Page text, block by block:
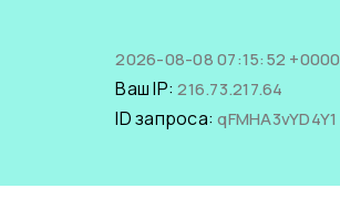
2026-08-08 07:15:52 +0000
Ваш IP:216.73.217.64
ID запроса:qFMHA3vYD4Y1